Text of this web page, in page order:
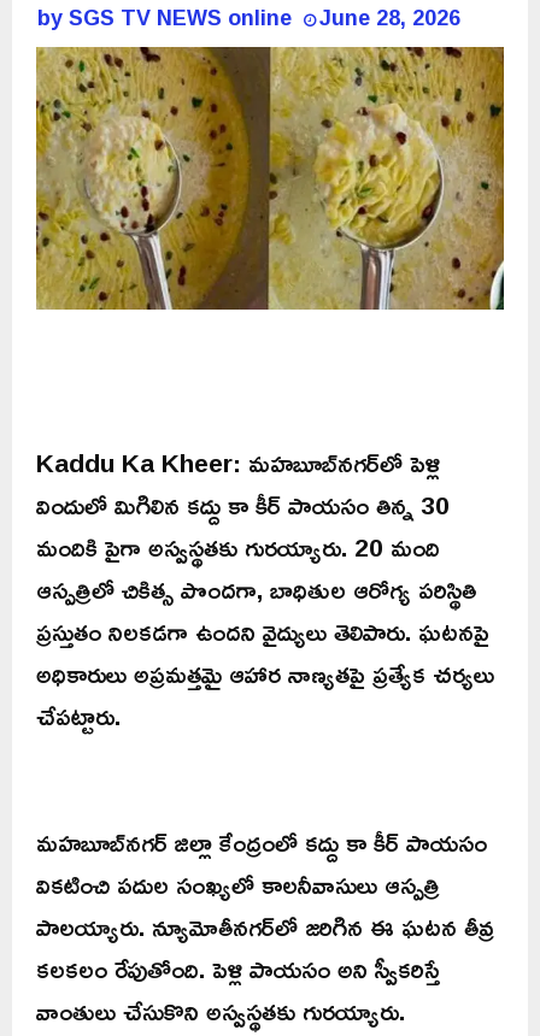
bySGS TV NEWS online June 28, 2026
Kaddu Ka Kheer: మహబూబ్‌నగర్‌లో పెళ్లి
విందులో మిగిలిన కద్దు కా కీర్ పాయసం తిన్న 30
మందికి పైగా అస్వస్థతకు గురయ్యారు. 20 మంది
ఆస్పత్రిలో చికిత్స పొందగా, బాధితుల ఆరోగ్య పరిస్థితి
ప్రస్తుతం నిలకడగా ఉందని వైద్యులు తెలిపారు. ఘటనపై
అధికారులు అప్రమత్తమై ఆహార నాణ్యతపై ప్రత్యేక చర్యలు
చేపట్టారు.
మహబూబ్‌నగర్ జిల్లా కేంద్రంలో కద్దు కా కీర్ పాయసం
వికటించి పదుల సంఖ్యలో కాలనీవాసులు ఆస్పత్రి
పాలయ్యారు. న్యూమోతీనగర్‌లో జరిగిన ఈ ఘటన తీవ్ర
కలకలం రేపుతోంది. పెళ్లి పాయసం అని స్వీకరిస్తే
వాంతులు చేసుకొని అస్వస్థతకు గురయ్యారు.